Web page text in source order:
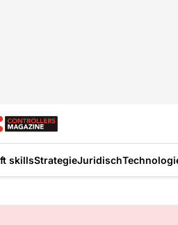
skillsStrategieJuridisch